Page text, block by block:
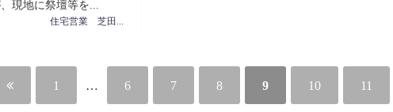
現地に祭壇等を...
1 6 7 8 9 10 11